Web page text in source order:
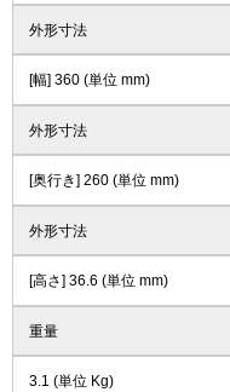
外形寸法
[幅] 360 (単位 mm)
外形寸法
[奥行き] 260 (単位 mm)
外形寸法
[高さ] 36.6 (単位 mm)
重量
3.1 (単位 Kg)